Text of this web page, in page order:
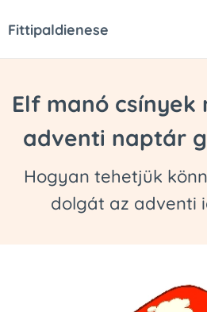
Fittipaldienese
Elf manó
adventi naptár
Hogyan tehetjük
dolgát az adventi